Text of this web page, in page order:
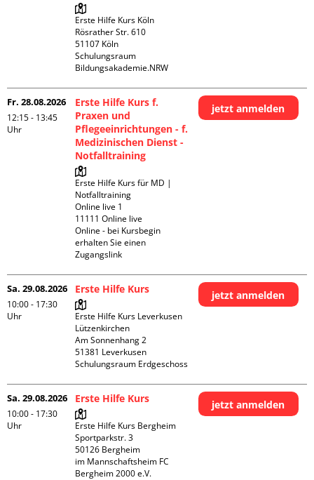
Erste Hilfe Kurs Köln
Rösrather Str. 610
51107 Köln
Schulungsraum
Bildungsakademie.NRW
Fr. 28.08.2026
12:15 - 13:45
Uhr
Erste Hilfe Kurs f.
Praxen und
Pflegeeinrichtungen - f.
Medizinischen Dienst -
Notfalltraining
Erste Hilfe Kurs für MD |
Notfalltraining
Online live 1
11111 Online live
Online - bei Kursbegin
erhalten Sie einen
Zugangslink
jetzt anmelden
Sa. 29.08.2026
10:00 - 17:30
Uhr
Erste Hilfe Kurs
Erste Hilfe Kurs Leverkusen
Lützenkirchen
Am Sonnenhang 2
51381 Leverkusen
Schulungsraum Erdgeschoss
jetzt anmelden
Sa. 29.08.2026
10:00 - 17:30
Uhr
Erste Hilfe Kurs
Erste Hilfe Kurs Bergheim
Sportparkstr. 3
50126 Bergheim
im Mannschaftsheim FC
Bergheim 2000 e.V.
jetzt anmelden